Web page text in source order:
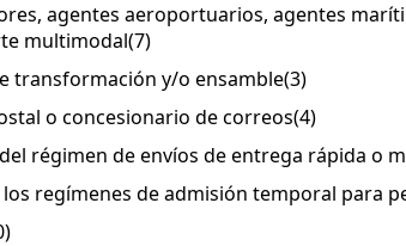
agentes aeroportuarios, agentes
multimodal(7)
transformación y/o ensamble(3)
o concesionario de correos(4)
régimen de envíos de entrega rápida o
los regímenes de admisión temporal para